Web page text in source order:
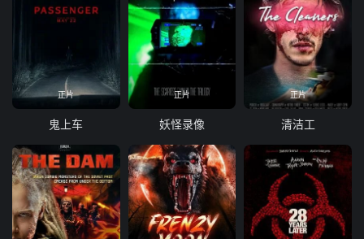
正片
鬼上车
正片
妖怪录像
正片
清洁工